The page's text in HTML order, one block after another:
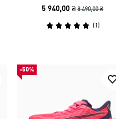
5 940,00 ₴ 8 490,00 ₴
(1 )
-50%